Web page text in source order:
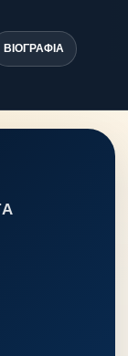
ΒΙΟΓΡΑΦΊΑ